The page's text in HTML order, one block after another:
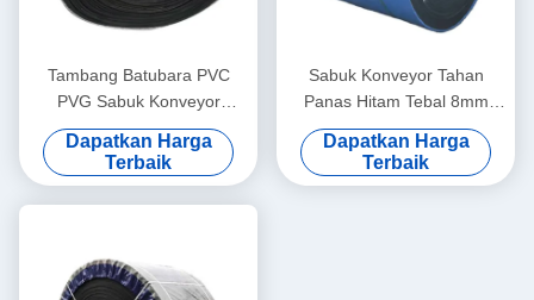
Tambang Batubara PVC
PVG Sabuk Konveyor
Khusus Tebal 10mm
Dapatkan Harga
Terbaik
Sabuk Konveyor Tahan
Panas Hitam Tebal 8mm
ST2000
Dapatkan Harga
Terbaik